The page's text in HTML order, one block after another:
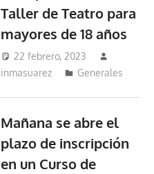
Taller de Teatro para
mayores de 18 años
22 febrero, 2023
inmasuarez
Generales
Mañana se abre el
plazo de inscripción
en un Curso de